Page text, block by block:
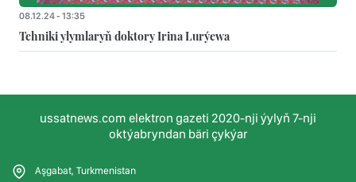
08.12.24 - 13:35
Tehniki ylymlaryň doktory Irina Lurýewa
ussatnews.com elektron gazeti 2020-nji ýylyň 7-nji
oktýabryndan bäri çykýar
Aşgabat, Turkmenistan